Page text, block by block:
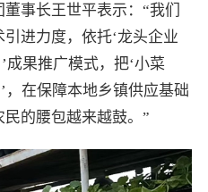
事长王世平表示：“我们
进力度，依托‘龙头企业
果推广模式，把‘小菜
，在保障本地乡镇供应基础
民的腰包越来越鼓。”